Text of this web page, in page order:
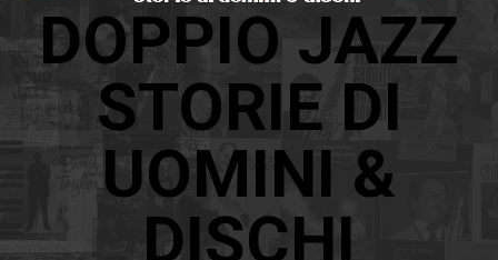
DOPPIO JAZZ
STORIE DI
UOMINI &
DISCHI